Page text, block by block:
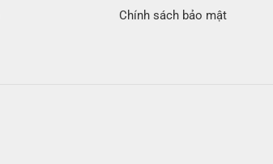
Chính sách bảo mật